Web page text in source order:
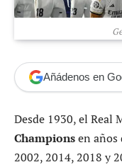
Añádenos en
Desde 1930, el Real
Championsen años
2002, 2014, 2018 y